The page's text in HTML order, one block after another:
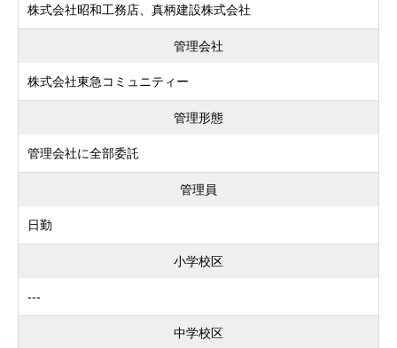
株式会社昭和工務店、真柄建設株式会社
管理会社
株式会社東急コミュニティー
管理形態
管理会社に全部委託
管理員
日勤
小学校区
---
中学校区